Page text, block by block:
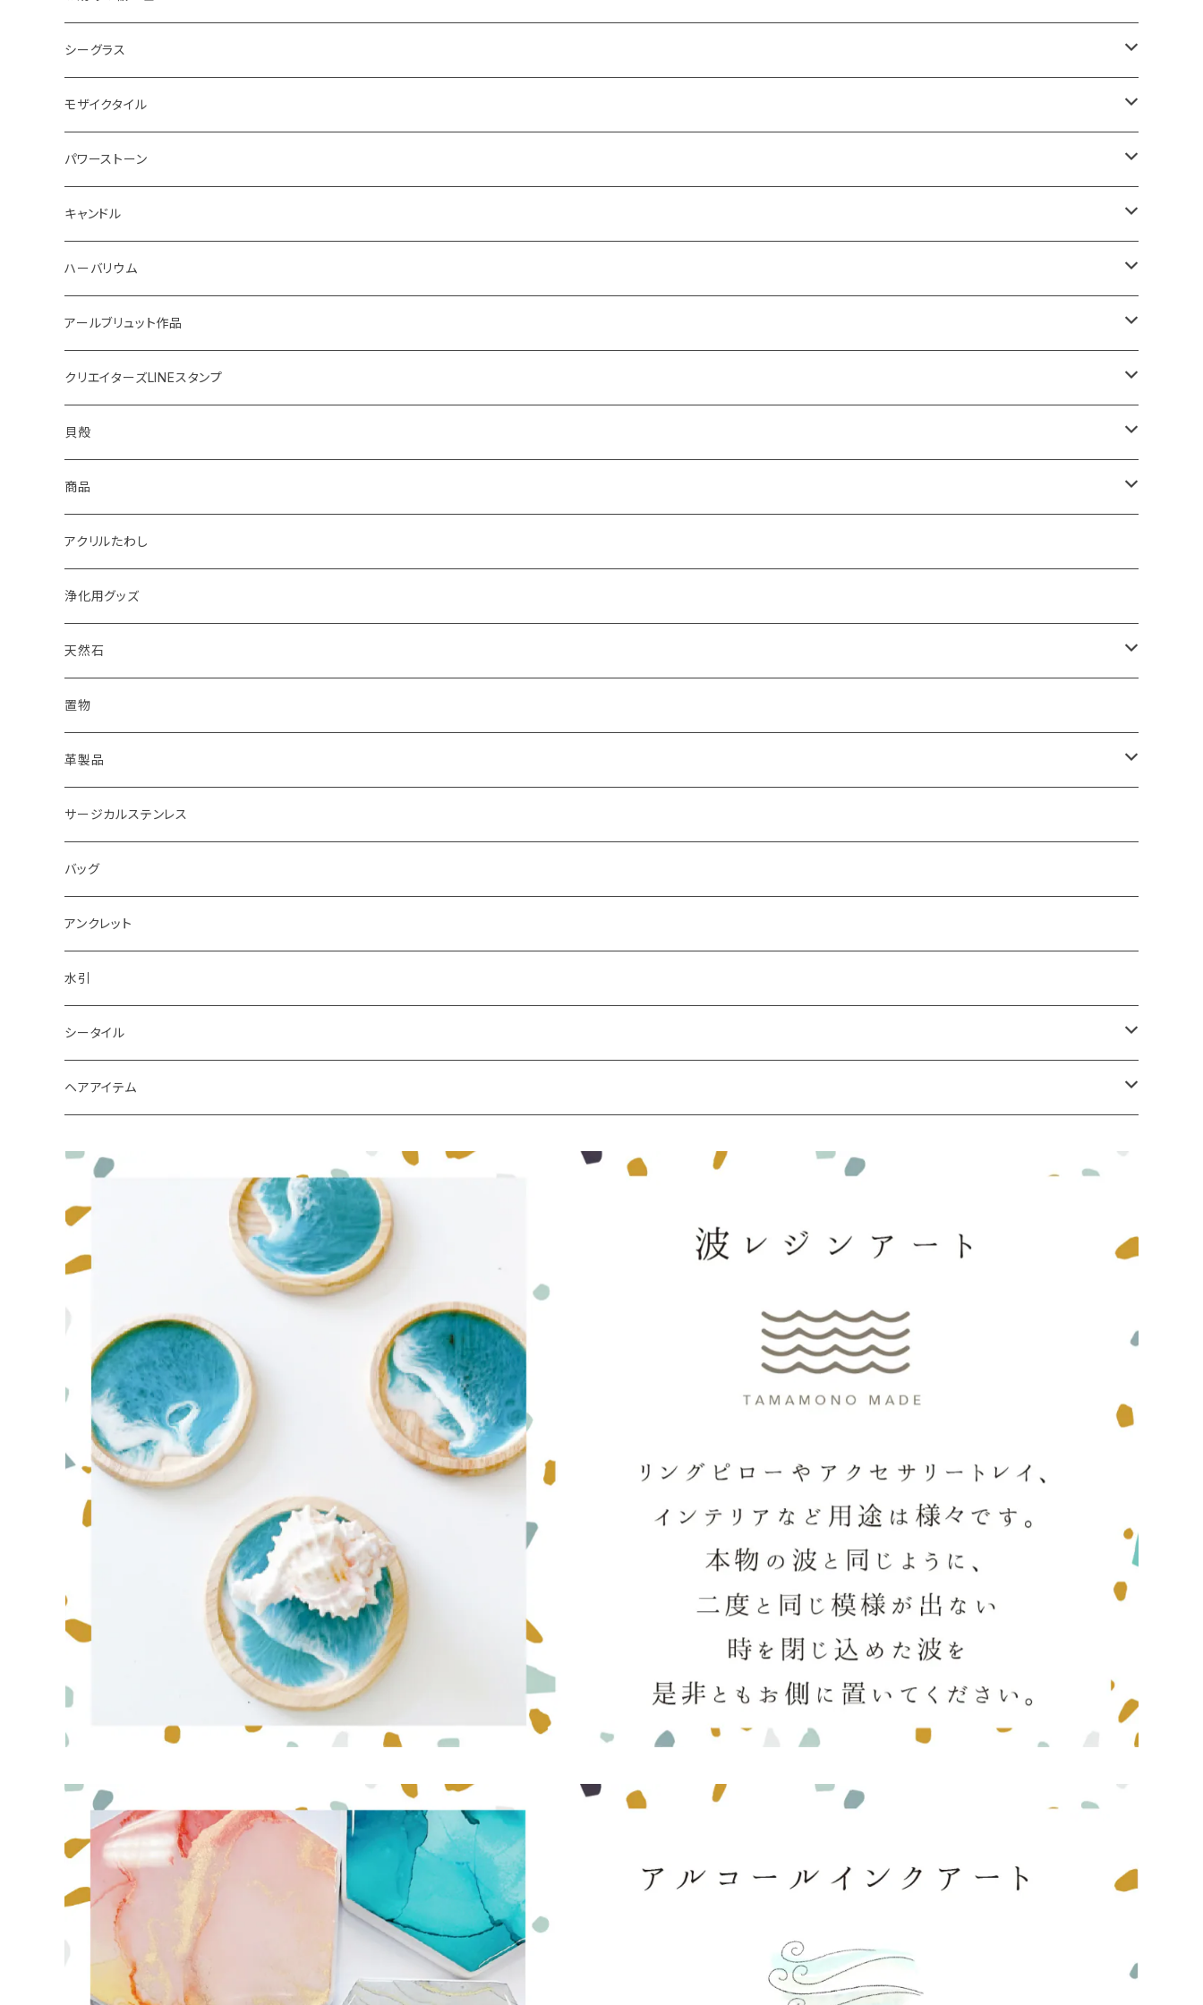
ボード
ハンギング
コースター
鍋敷き
インテリア
体験教室
ヘアゴム
キーホルダー
ボタニカルトレイ
イニシャル
20220326 天赦塩
20220610 天赦塩
20220614 満月塩
体験教室
シーグラス
ピアス
ネックレス
フォトフレーム
SONOMONO
モザイクタイル
ピアス
SONOMONO
パワーストーン
女性用(16cm)
男性用(18cm)
キャンドル
海のスケルトン
ボタニカルキャンドル
貝キャンドル
天然石キャンドル
体験教室
ハーバリウム
高さ12cm
高さ10cm
体験教室
アールブリュット作品
Masatsugu
2022
yumemiru strawberry
HIROMU
稲子
クリエイターズLINEスタンプ
Satomi
yumemiru strawberry
Masatsugu
貝殻
ピアス
商品
紅茶
アクリルたわし
浄化用グッズ
天然石
オイル
ピアス
置物
革製品
ピアス
キーホルダー
サージカルステンレス
バッグ
アンクレット
水引
シータイル
シータイルピアス
ヘアアイテム